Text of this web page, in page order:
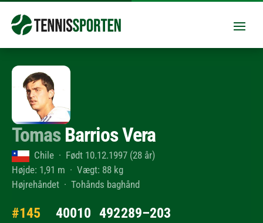
TomasBarrios Vera
Chile · Født 10.12.1997 (28 år)
Højde: 1,91 m · Vægt: 88 kg
Højrehåndet · Tohånds baghånd
#145 40010 492289–203